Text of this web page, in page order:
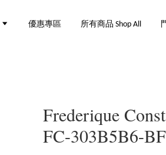
優惠專區 所有商品 Shop All
Frederique
FC-303B5B6-BF